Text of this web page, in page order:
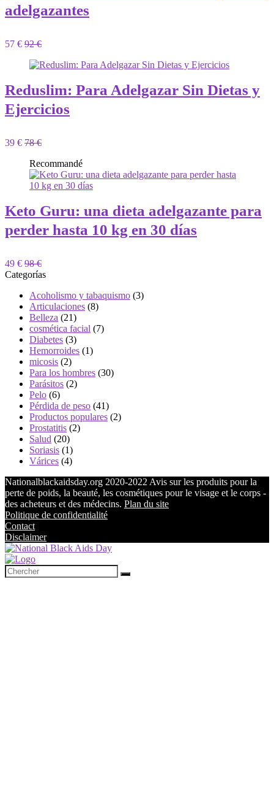
adelgazantes
57 € 92 €
Reduslim: Para Adelgazar Sin Dietas y
Ejercicios
39 € 78 €
Recommandé
Keto Guru: una dieta adelgazante para
perder hasta 10 kg en 30 días
49 € 98 €
Categorías
Acoholismo y tabaquismo (3)
Articulaciones (8)
Belleza (21)
cosmética facial (7)
Diabetes (3)
Hemorroides (1)
micosis (2)
Para los hombres (30)
Parásitos (2)
Pelo (6)
Pérdida de peso (41)
Productos populares (2)
Prostatitis (2)
Salud (20)
Soriasis (1)
Várices (4)
Nationalblackaidsday.org 2020-2022 Avis sur les produits pour la
perte de poids, la beauté, les cosmétiques pour le visage et le corps -
des acheteurs et des médecins. Plan du site
Politique de confidentialité
Contact
Disclaimer